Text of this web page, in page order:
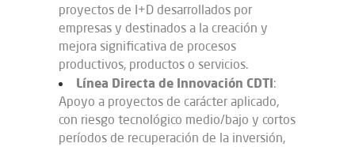
proyectos de I+D desarrollados por
empresas y destinados a la creación y
mejora significativa de procesos
productivos, productos o servicios.
Línea Directa de Innovación CDTI:
Apoyo a proyectos de carácter aplicado,
con riesgo tecnológico medio/bajo y cortos
períodos de recuperación de la inversión,